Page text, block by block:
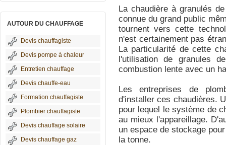
AUTOUR DU CHAUFFAGE
Devis chauffagiste
Devis pompe à chaleur
Entretien chauffage
Devis chauffe-eau
Formation chauffagiste
Plombier chauffagiste
Devis chauffage solaire
Devis chauffage gaz
La chaudière à granulés
connue du grand public
tournent vers cette
n'est certainement pas
La particularité de cette
l'utilisation de granules
combustion lente avec un
Les entreprises de
d'installer ces chaudières.
pour lequel le système de
au mieux l'appareillage.
un espace de stockage
la tonne.